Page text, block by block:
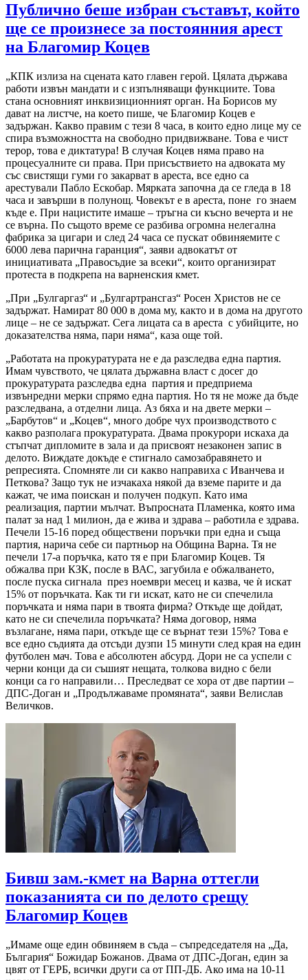
Публично беше избран съставът, който
ще се произнесе за постоянния арест
на Благомир Коцев
„КПК излиза на сцената като главен герой. Цялата държава
работи извън мандати и с изпълняващи функциите. Това
стана основният инквизиционният орган. На Борисов му
дават на листче, на което пише, че Благомир Коцев е
задържан. Какво правим с тези 8 часа, в които едно лице му се
спира възможността на свободно придвижване. Това е чист
терор, това е диктатура! В случая Коцев няма право на
процесуалните си права. При присъствието на адвоката му
със свистящи гуми го закарват в ареста, все едно са
арестували Пабло Ескобар. Мярката започна да се гледа в 18
часа и завърши в полунощ. Човекът е в ареста, поне го знаем
къде е. При нацистите имаше – тръгна си късно вечерта и не
се върна. По същото време се разбива огромна нелегална
фабрика за цигари и след 24 часа се пускат обвиняемите с
6000 лева парична гаранция“, заяви адвокатът от
инициативата „Правосъдие за всеки“, които организират
протеста в подкрепа на варненския кмет.
„При „Булгаргаз“ и „Булгартрансгаз“ Росен Христов не се
задържат. Намират 80 000 в дома му, както и в дома на другото
лице – не се задържат. Сега лицата са в ареста с убийците, но
доказателства няма, пари няма“, каза още той.
„Работата на прокуратурата не е да разследва една партия.
Имам чувството, че цялата държавна власт с досег до
прокуратурата разследва една партия и предприема
извънредни мерки спрямо една партия. Но тя не може да бъде
разследвана, а отделни лица. Аз бяха и на двете мерки –
„Барбутов“ и „Коцев“, много добре чух производството с
какво разполага прокуратурата. Двама прокурори искаха да
стъпчат дипломите в зала и да присвоят незаконен запис в
делото. Виждате докъде е стигнало самозабравянето и
репресията. Спомняте ли си какво направиха с Иванчева и
Петкова? Защо тук не изчакаха някой да вземе парите и да
кажат, че има поискан и получен подкуп. Като има
реализация, партии мълчат. Въпросната Пламенка, която има
палат за над 1 милион, да е жива и здрава – работила е здрава.
Печели 15-16 поред обществени поръчки при една и съща
партия, нарича себе си партньор на Община Варна. Тя не
печели 17-а поръчка, като тя е при Благомир Коцев. Тя
обжалва при КЗК, после в ВАС, загубила е обжалването,
после пуска сигнала през ноември месец и казва, че ѝ искат
15% от поръчката. Как ти ги искат, като не си спечелила
поръчката и няма пари в твоята фирма? Откъде ще дойдат,
като не си спечелила поръчката? Няма договор, няма
възлагане, няма пари, откъде ще се върнат тези 15%? Това е
все едно съдията да отсъди дузпи 15 минути след края на един
футболен мач. Това е абсолютен абсурд. Дори не са успели с
черни конци да си съшият нещата, толкова видно с бели
конци са го направили… Преследват се хора от две партии –
ДПС-Доган и „Продължаваме промяната“, заяви Велислав
Величков.
Бивш зам.-кмет на Варна оттегли
показанията си по делото срещу
Благомир Коцев
„Имаме още един обвиняем в съда – съпредседателя на „Да,
България“ Божидар Божанов. Двама от ДПС-Доган, един за
цвят от ГЕРБ, всички други са от ПП-ДБ. Ако има на 10-11